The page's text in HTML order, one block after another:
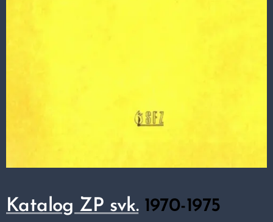
Katalog ZP svk. 1970-1975